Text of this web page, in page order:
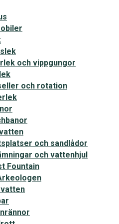
och vippgungor
och rotation
och sandlådor
och vattenhjul
Fountain